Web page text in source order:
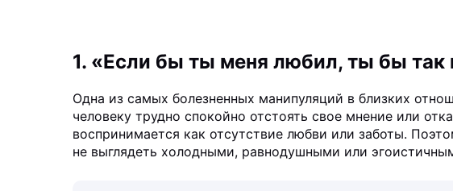
1. «Если бы ты меня любил, ты бы так
Одна из самых болезненных манипуляций в близких
человеку трудно спокойно отстоять свое мнение или
воспринимается как отсутствие любви или заботы.
не выглядеть холодными, равнодушными или